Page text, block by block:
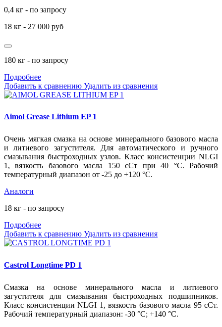
0,4 кг - по запросу
18 кг - 27 000 руб
180 кг - по запросу
Подробнее
Добавить к сравнению Удалить из сравнения
Aimol Grease Lithium EP 1
Очень мягкая смазка на основе минерального базового масла
и литиевого загустителя. Для автоматического и ручного
смазывания быстроходных узлов. Класс консистенции NLGI
1, вязкость базового масла 150 сСт при 40 °С. Рабочий
температурный диапазон от -25 до +120 °С.
Аналоги
18 кг - по запросу
Подробнее
Добавить к сравнению Удалить из сравнения
Castrol Longtime PD 1
Смазка на основе минерального масла и литиевого
загустителя для смазывания быстроходных подшипников.
Класс консистенции NLGI 1, вязкость базового масла 95 сСт.
Рабочий температурный диапазон: -30 °С; +140 °С.